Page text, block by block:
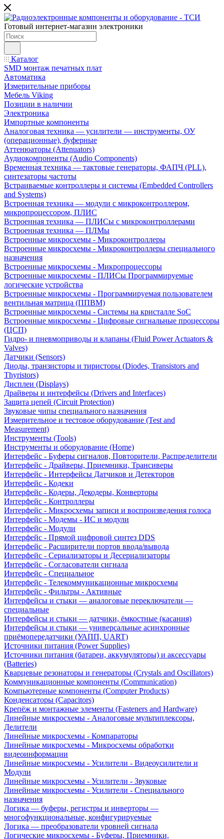
Готовый интернет-магазин электроники
Каталог
SMD монтаж печатных плат
Автоматика
Измерительные приборы
Мебель Viking
Позиции в наличии
Электроника
Импортные компоненты
Аналоговая техника — усилители — инструменты, ОУ
(операционные), буферные
Аттенюаторы (Attenuators)
Аудиокомпоненты (Audio Components)
Временна́я техника — тактовые генераторы, ФАПЧ (PLL),
синтезаторы частоты
Встраиваемые контроллеры и системы (Embedded Controllers
and Systems)
Встроенная техника — модули с микроконтроллером,
микропроцессором, ПЛИС
Встроенная техника — ПЛИСы с микроконтроллерами
Встроенная техника — ПЛМы
Встроенные микросхемы - Микроконтроллеры
Встроенные микросхемы - Микроконтроллеры специального
назначения
Встроенные микросхемы - Микропроцессоры
Встроенные микросхемы - ПЛИСы Программируемые
логические устройства
Встроенные микросхемы - Программируемая пользователем
вентильная матрица (ППВМ)
Встроенные микросхемы - Системы на кристалле SoC
Встроенные микросхемы - Цифровые сигнальные процессоры
(ЦСП)
Гидро- и пневмоприводы и клапаны (Fluid Power Actuators &
Valves)
Датчики (Sensors)
Диоды, транзисторы и тиристоры (Diodes, Transistors and
Thyristors)
Дисплеи (Displays)
Драйверы и интерфейсы (Drivers and Interfaces)
Защита цепей (Circuit Protection)
Звуковые чипы специального назначения
Измерительное и тестовое оборудование (Test and
Measurement)
Инструменты (Tools)
Инструменты и оборудование (Home)
Интерфейс - Буферы сигналов, Повторители, Распределители
Интерфейс - Драйверы, Приемники, Трансиверы
Интерфейс - Интерфейсы Датчиков и Детекторов
Интерфейс - Кодеки
Интерфейс - Кодеры, Декодеры, Конверторы
Интерфейс - Контроллеры
Интерфейс - Микросхемы записи и воспроизведения голоса
Интерфейс - Модемы - ИС и модули
Интерфейс - Модули
Интерфейс - Прямой цифровой синтез DDS
Интерфейс - Расширители портов ввода/вывода
Интерфейс - Сериализаторы и Десериализаторы
Интерфейс - Согласователи сигнала
Интерфейс - Специальное
Интерфейс - Телекоммуникационные микросхемы
Интерфейс - Фильтры - Активные
Интерфейсы и стыки — аналоговые переключатели —
специальные
Интерфейсы и стыки — датчики, ёмкостные (касания)
Интерфейсы и стыки — универсальные асинхронные
приёмопередатчики (УАПП, UART)
Источники питания (Power Supplies)
Источники питания (батареи, аккумуляторы) и аксессуары
(Batteries)
Кварцевые резонаторы и генераторы (Crystals and Oscillators)
Коммуникационные компоненты (Communication)
Компьютерные компоненты (Computer Products)
Конденсаторы (Capacitors)
Крепёж и монтажные элементы (Fasteners and Hardware)
Линейные микросхемы - Аналоговые мультиплексоры,
Делители
Линейные микросхемы - Компараторы
Линейные микросхемы - Микросхемы обработки
видеоинформации
Линейные микросхемы - Усилители - Видеоусилители и
Модули
Линейные микросхемы - Усилители - Звуковые
Линейные микросхемы - Усилители - Специального
назначения
Логика — буферы, регистры и инверторы —
многофункциональные, конфигурируемые
Логика — преобразователи уровней сигнала
Логические микросхемы - Буферы, Приемники,